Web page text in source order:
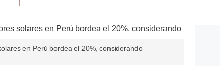
en Perú bordea el 20%, considerando